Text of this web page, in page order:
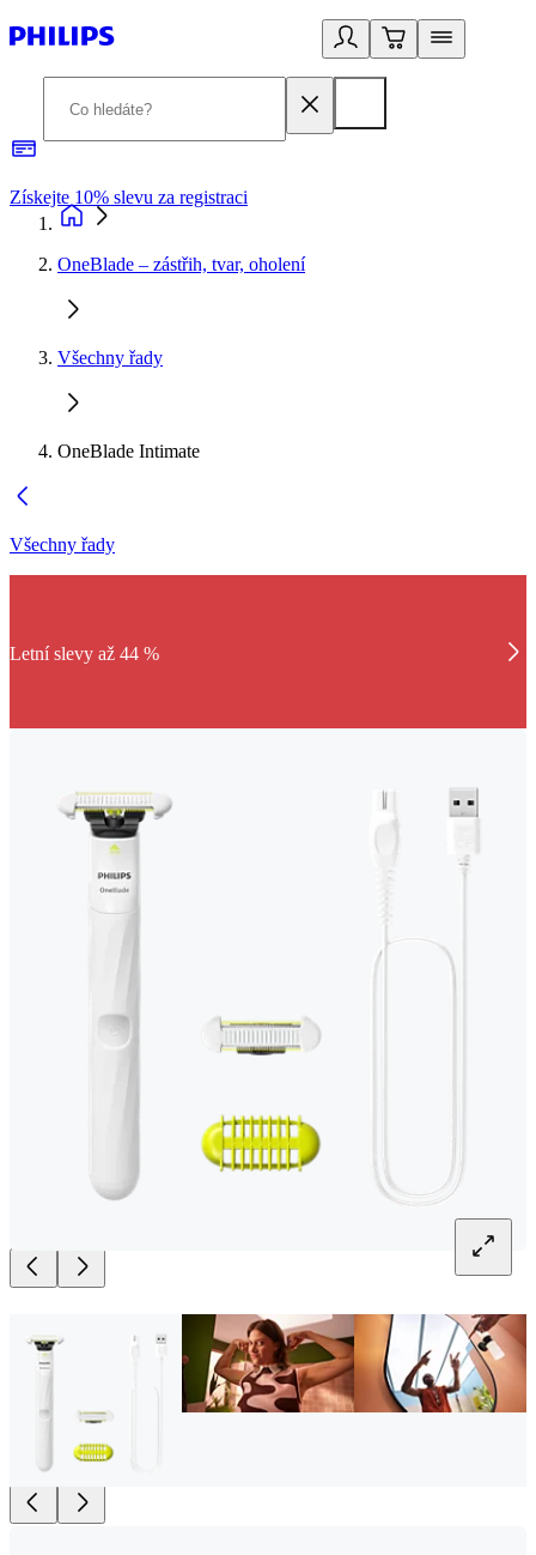
Získejte 10% slevu za registraci
OneBlade – zástřih, tvar, oholení
Všechny řady
OneBlade Intimate
Všechny řady
Letní slevy až 44 %